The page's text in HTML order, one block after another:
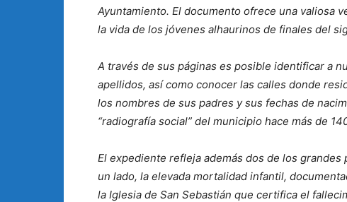
Ayuntamiento. El documento ofrece una valiosa
la vida de los jóvenes alhaurinos de finales del
A través de sus páginas es posible identificar a
apellidos, así como conocer las calles donde
los nombres de sus padres y sus fechas de
“radiografía social” del municipio hace más de
El expediente refleja además dos de los grandes
un lado, la elevada mortalidad infantil,
la Iglesia de San Sebastián que certifica el